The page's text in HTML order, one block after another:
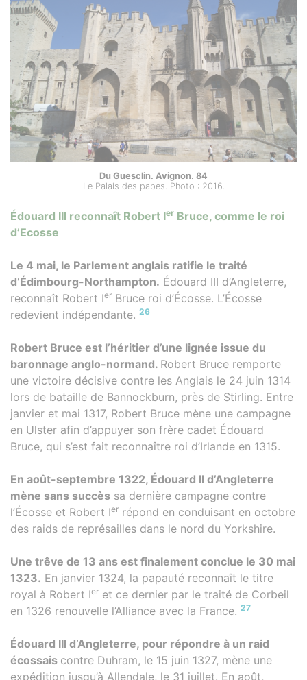
Du Guesclin. Avignon. 84
Le Palais des papes. Photo : 2016.
Édouard III reconnaît Robert Ier Bruce, comme le roi
d’Ecosse
Le 4 mai, le Parlement anglais ratifie le traité
d’Édimbourg-Northampton. Édouard III d’Angleterre,
reconnaît Robert Ier Bruce roi d’Écosse. L’Écosse
redevient indépendante. 26
Robert Bruce est l’héritier d’une lignée issue du
baronnage anglo-normand. Robert Bruce remporte
une victoire décisive contre les Anglais le 24 juin 1314
lors de bataille de Bannockburn, près de Stirling. Entre
janvier et mai 1317, Robert Bruce mène une campagne
en Ulster afin d’appuyer son frère cadet Édouard
Bruce, qui s’est fait reconnaître roi d’Irlande en 1315.
En août-septembre 1322, Édouard II d’Angleterre
mène sans succès sa dernière campagne contre
l’Écosse et Robert Ier répond en conduisant en octobre
des raids de représailles dans le nord du Yorkshire.
Une trêve de 13 ans est finalement conclue le 30 mai
1323. En janvier 1324, la papauté reconnaît le titre
royal à Robert Ier et ce dernier par le traité de Corbeil
en 1326 renouvelle l’Alliance avec la France. 27
Édouard III d’Angleterre, pour répondre à un raid
écossais contre Duhram, le 15 juin 1327, mène une
expédition jusqu’à Allendale, le 31 juillet. En août,